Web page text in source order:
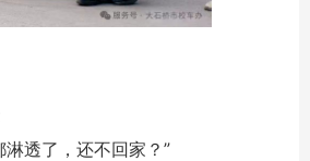
透了，还不回家？”